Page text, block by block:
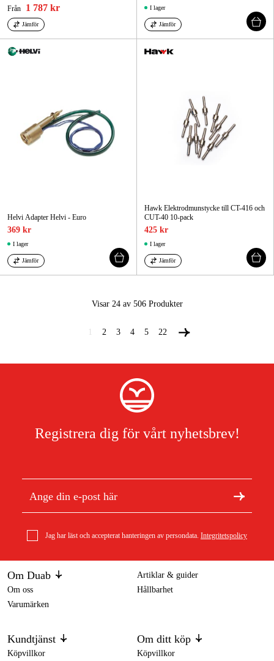
Från
1 787 kr
Jämför
I lager
Jämför
Helvi Adapter Helvi - Euro
369 kr
I lager
Jämför
Hawk Elektrodmunstycke till CT-416 och
CUT-40 10-pack
425 kr
I lager
Jämför
Visar 24 av 506 Produkter
2 3 4 5 22
Registrera dig för vårt nyhetsbrev!
Jag har läst och accepterat hanteringen av persondata. Integritetspolicy
Om Duab
Om oss
Varumärken
Artiklar & guider
Hållbarhet
Kundtjänst
Köpvillkor
Om ditt köp
Köpvillkor